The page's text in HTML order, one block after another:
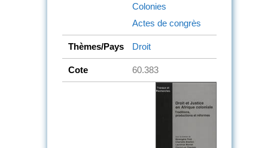
Colonies
Actes de congrès
Thèmes/Pays Droit
Cote 60.383